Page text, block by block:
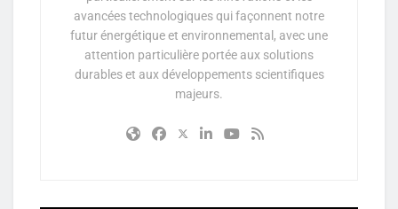
avancées technologiques qui façonnent notre
futur énergétique et environnemental, avec une
attention particulière portée aux solutions
durables et aux développements scientifiques
majeurs.